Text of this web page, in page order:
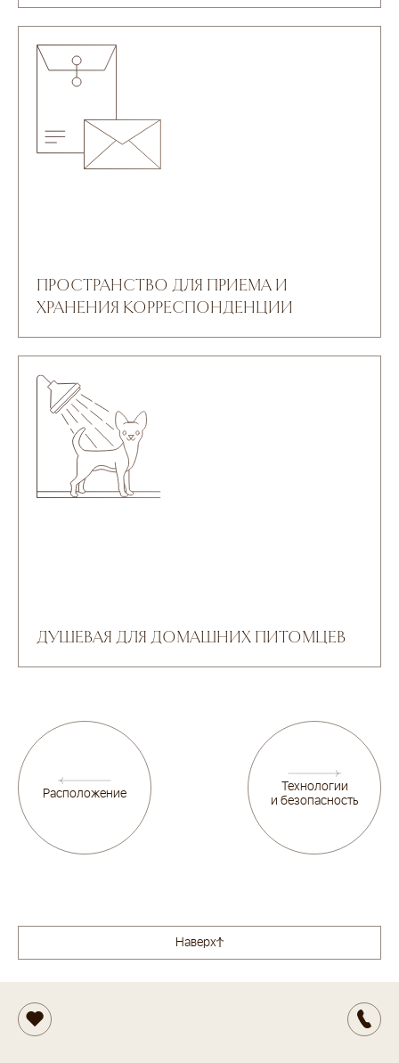
ПРОСТРАНСТВО ДЛЯ ПРИЕМА И
ХРАНЕНИЯ КОРРЕСПОНДЕНЦИИ
ДУШЕВАЯ ДЛЯ ДОМАШНИХ ПИТОМЦЕВ
Расположение
Технологии
и безопасность
Наверх